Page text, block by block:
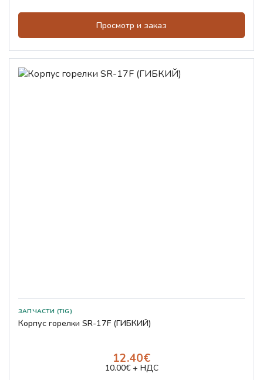
Просмотр и заказ
ЗАПЧАСТИ (TIG)
Корпус горелки SR-17F (ГИБКИЙ)
12.40€
10.00€ + НДС